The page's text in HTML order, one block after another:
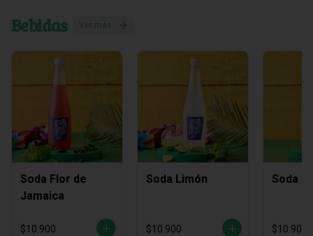
Bebidas Ver más
Soda Flor de
Jamaica
$10.900
Soda Limón
$10.900
Soda
$10.900